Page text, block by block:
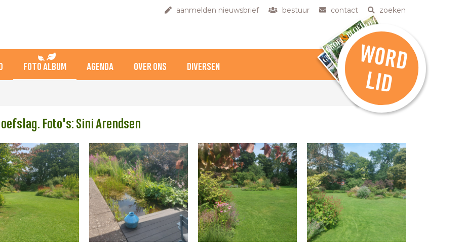
aanmelden nieuwsbrief bestuur contact zoeken
FOTO ALBUM AGENDA OVER ONS DIVERSEN W
O
R
D
L
ID
Foto's: Sini Arendsen